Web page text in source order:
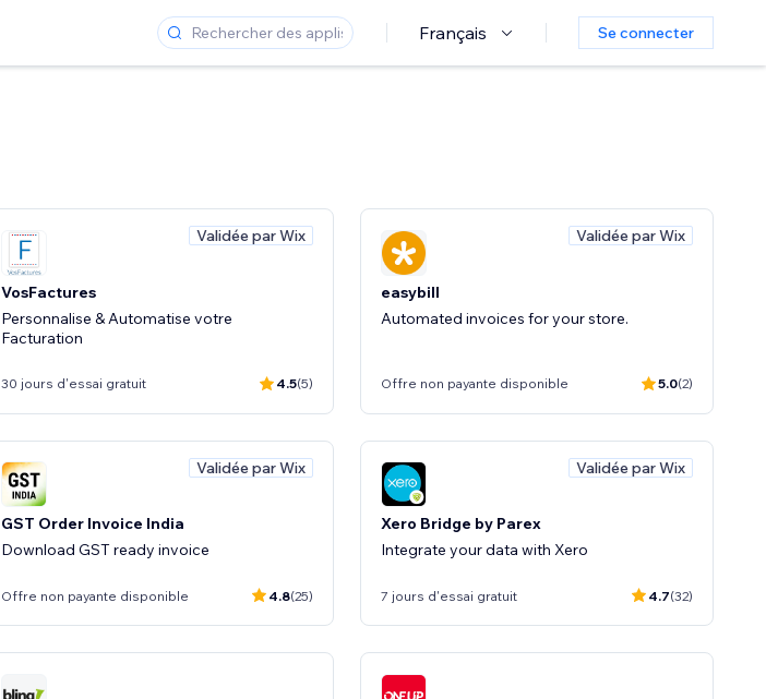
Français Se connecter
Validée par Wix
VosFactures
Personnalise & Automatise votre
Facturation
30 jours d'essai gratuit 4.5(5)
Validée par Wix
easybill
Automated invoices for your store.
Offre non payante disponible 5.0(2)
Validée par Wix
GST Order Invoice India
Download GST ready invoice
Offre non payante disponible 4.8(25)
Validée par Wix
Xero Bridge by Parex
Integrate your data with Xero
7 jours d'essai gratuit 4.7(32)